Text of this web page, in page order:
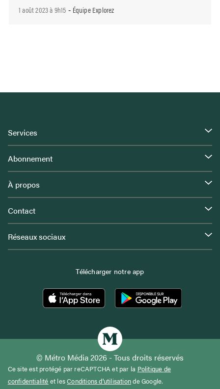
1 août 2023 à 9h15 - Équipe Explorez
Services
Abonnement
À propos
Contact
Réseaux sociaux
Télécharger notre app
© Métro Média 2026 - Tous droits réservés
Ce site est protégé par reCAPTCHA et par la Politique de
confidentialité et lesConditions d'utilisationde Google.